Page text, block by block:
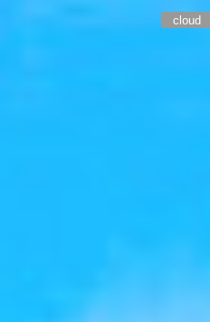
cloud